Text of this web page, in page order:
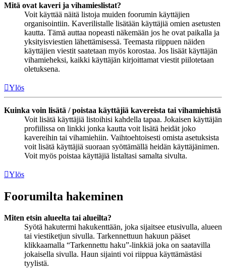
Mitä ovat kaveri ja vihamieslistat?
Voit käyttää näitä listoja muiden foorumin käyttäjien
organisointiin. Kaverilistalle lisätään käyttäjiä omien asetusten
kautta. Tämä auttaa nopeasti näkemään jos he ovat paikalla ja
yksityisviestien lähettämisessä. Teemasta riippuen näiden
käyttäjien viestit saatetaan myös korostaa. Jos lisäät käyttäjän
vihamieheksi, kaikki käyttäjän kirjoittamat viestit piilotetaan
oletuksena.
Ylös
Kuinka voin lisätä / poistaa käyttäjiä kavereista tai vihamiehistä
Voit lisätä käyttäjiä listoihisi kahdella tapaa. Jokaisen käyttäjän
profiilissa on linkki jonka kautta voit lisätä heidät joko
kavereihin tai vihamiehiin. Vaihtoehtoisesti omista asetuksista
voit lisätä käyttäjiä suoraan syöttämällä heidän käyttäjänimen.
Voit myös poistaa käyttäjiä listaltasi samalta sivulta.
Ylös
Foorumilta hakeminen
Miten etsin alueelta tai alueilta?
Syötä hakutermi hakukenttään, joka sijaitsee etusivulla, alueen
tai viestiketjun sivulla. Tarkennettuun hakuun pääset
klikkaamalla “Tarkennettu haku”-linkkiä joka on saatavilla
jokaisella sivulla. Haun sijainti voi riippua käyttämästäsi
tyylistä.